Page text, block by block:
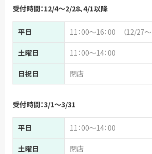
受付時間：12/4～2/28、4/1以降
平日 11：00～16：00 （12/27～
土曜日 11：00～14：00
日祝日 閉店
受付時間：3/1～3/31
平日 11：00～14：00
土曜日 閉店